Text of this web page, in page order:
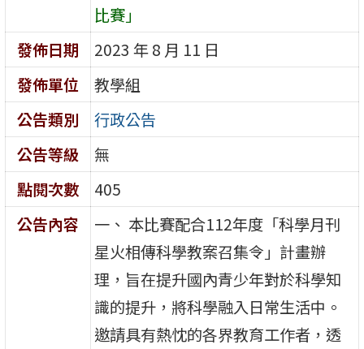
比賽」
發佈日期
2023 年 8 月 11 日
發佈單位
教學組
公告類別
行政公告
公告等級
無
點閱次數
405
公告內容
一、 本比賽配合112年度「科學月刊
星火相傳科學教案召集令」計畫辦
理，旨在提升國內青少年對於科學知
識的提升，將科學融入日常生活中。
邀請具有熱忱的各界教育工作者，透